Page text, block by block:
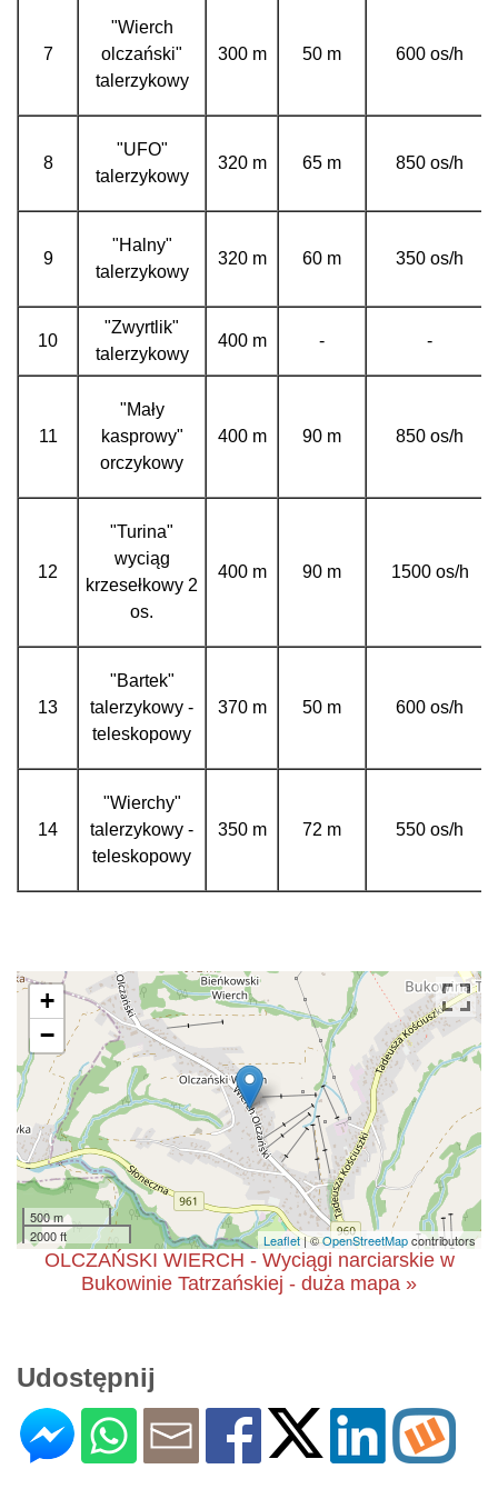
7
"Wierch
olczański"
talerzykowy
300 m 50 m 600 os/h
8
"UFO"
talerzykowy
320 m 65 m 850 os/h
9
"Halny"
talerzykowy
320 m 60 m 350 os/h
10
"Zwyrtlik"
talerzykowy
400 m - -
11
"Mały
kasprowy"
orczykowy
400 m 90 m 850 os/h
12
"Turina"
wyciąg
krzesełkowy 2
os.
400 m 90 m 1500 os/h
13
"Bartek"
talerzykowy -
teleskopowy
370 m 50 m 600 os/h
14
"Wierchy"
talerzykowy -
teleskopowy
350 m 72 m 550 os/h
+
−
500 m
2000 ft
Leaflet| ©OpenStreetMapcontributors
OLCZAŃSKI WIERCH - Wyciągi narciarskie w
Bukowinie Tatrzańskiej - duża mapa »
Udostępnij